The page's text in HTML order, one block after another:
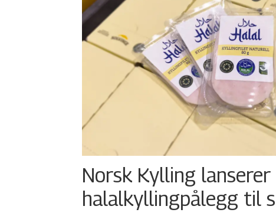
Norsk Kylling lanserer
halalkyllingpålegg til